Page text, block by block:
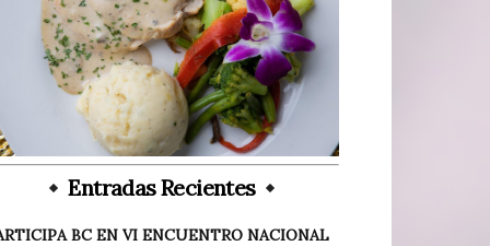
Entradas Recientes
BC EN VI ENCUENTRO NACIONAL